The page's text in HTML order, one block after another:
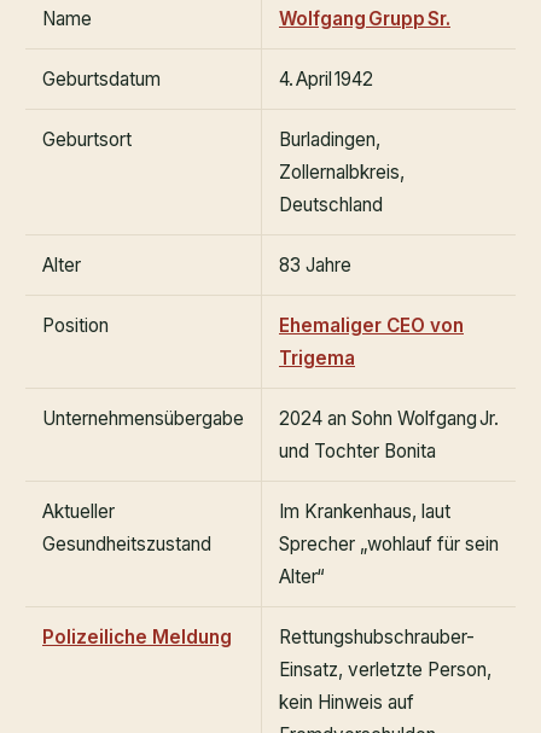
Name Wolfgang Grupp Sr.
Geburtsdatum 4. April 1942
Geburtsort
Burladingen,
Zollernalbkreis,
Deutschland
Alter 83 Jahre
Position
Ehemaliger CEO von
Trigema
Unternehmensübergabe
2024 an Sohn Wolfgang Jr.
und Tochter Bonita
Aktueller
Gesundheitszustand
Im Krankenhaus, laut
Sprecher „wohlauf für sein
Alter“
Polizeiliche Meldung
Rettungshubschrauber-
Einsatz, verletzte Person,
kein Hinweis auf